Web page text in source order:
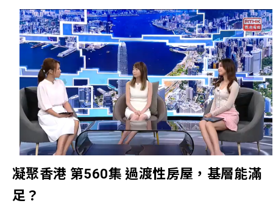
獲房屋局資助興建「善匯」及「善樓」兩個過渡性房
屋項目，並得到香港賽馬會慈善信託基金支持，推行
「賽馬會躍見新生活計劃」。善導會過渡性房屋項目
營運及服務經理蘇凱君表示，項目以「H.O.M.E.」為
務框架，結合「健康」（Health）、「機會」
（Opportunity）、「生活意義」（Meaning of
Living）及「與人結連」（Engaging people）四大元
素，配合創新的脫貧介入模式，協助居民提升身心靈
健康、坐言起行、理財及創富、家庭群策群力、未來
適應及創造力、關愛及同理心，以及社會互助網絡等
於我而言卻是一種藝術、生活態度和表述自己的方
法。我曾經因事被捕入獄，這段經歷對我來說是一次
巨大的考驗，亦鞏固了我要投入紋身師這個行業的決
心，希望大眾對這門藝術有新的見解。我參加了善導
會的「恒生青年前路探索計劃」並獲得創業培訓及一
筆起動資金，助我成立自己的工作室，致力於為客人
提供獨特的紋身設計服務。希望通過這項藝術，去不
同的國家進行交流，見識更廣闊的世界。」 歡迎
讀報章詳細內容：東方日報︱前路探索計劃 青年重拾
工作意義 明報︱更生青年入行做紋身 善導會助追夢
公司家基金』成果的同時，我們將繼續推動各項企業
社會責任計劃，期待成就更美好的未來。」 善導會
幹事李淑慧女士表示：「善導會與『置地公司家基
金』的合作有助我們向更多人伸出援手，亦讓我們共
同開拓成功之路，成就青年人更光明的前途。善導會
一直推動社會共融，與社會上有需要的一群同心同
行，深信人人均享平等機會，。今次合作不但能為有
迫切需要的人提供更充足的資源，並讓來自各階層的
青年發揮所長，貢獻社會。」 「置地公司家基金」
款逾 1.1億港元支援各類社區項目 置地公司與善導會
悅。 善導會執行委員會主席潘兆童法官致辭時表示
「善匯」過渡性房屋項目旨在為長時間輪候公屋、居
於不適切住房的有需要人士及家庭提供過渡性住屋，
提高他們的生活幸福感，並透過提升居民的個人及家
庭能力，建立成就感及對社區的歸屬感，使居民成為
社會資本，與其他社群共同營造自在共融的社區。為
實踐善匯獨有的幸福概念，善匯以「H.O.M.E.」作為
務模式，各個單字分別代表「健康Health 」，「機會
「與人結連 Engaging people 」，感謝香港賽馬會慈
信託基金支持，善匯以「H.O.M.E.」服務模式配合「
凝聚香港 第560集 過渡性房屋，基層能滿
足？